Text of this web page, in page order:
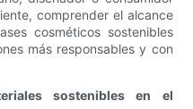
comprender el alcance
cosméticos sostenibles
más responsables y con
sostenibles en el